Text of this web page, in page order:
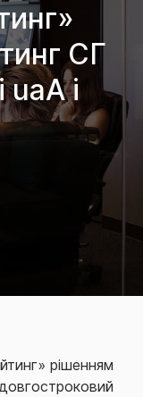
СГ
uaA і
рішенням